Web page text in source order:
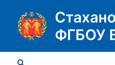
содержимомуФГБОУ
Поиск